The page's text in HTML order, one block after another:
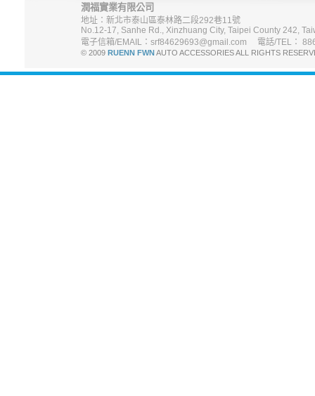
潤福實業有限公司
地址：新北市泰山區泰林路二段292巷11號
No.12-17, Sanhe Rd., Xinzhuang City, Taipei County 242,
電子信箱/EMAIL：srf84629693@gmail.com 電話/TEL：
© 2009 RUENN FWNAUTO ACCESSORIES ALL RIGHTS